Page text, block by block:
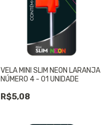
VELA MINI SLIM NEON LARANJA
NÚMERO 4 - 01 UNIDADE
R$5,08